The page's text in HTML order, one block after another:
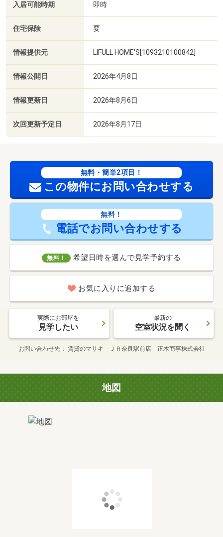
入居可能時期 即時
住宅保険 要
情報提供元 LIFULL HOME'S[1093210100842]
情報公開日 2026年4月8日
情報更新日 2026年8月6日
次回更新予定日 2026年8月17日
無料・簡単2項目！
この物件にお問い合わせする
無料！
電話でお問い合わせする
無料！ 希望日時を選んで見学予約する
お気に入りに追加する
実際にお部屋を
見学したい
最新の
空室状況を聞く
お問い合わせ先 賃貸のマサキ ＪＲ奈良駅前店 正木商事株式会社
地図